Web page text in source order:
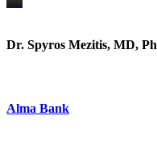
https://
https://
Dr. Spyros Mezitis, MD,
Alma Bank